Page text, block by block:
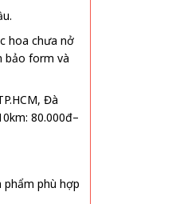
hoa chưa nở
bảo form và
Đà
80.000đ–
phẩm phù hợp